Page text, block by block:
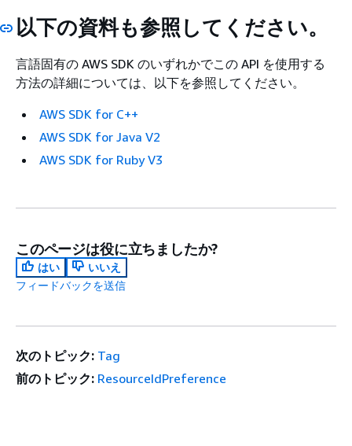
以下の資料も参照してください。
言語固有の AWS SDK のいずれかでこの API を使用する
方法の詳細については、以下を参照してください。
AWS SDK for C++
AWS SDK for Java V2
AWS SDK for Ruby V3
このページは役に立ちましたか?
はい
いいえ
フィードバックを送信
次のトピック: Tag
前のトピック: ResourceIdPreference